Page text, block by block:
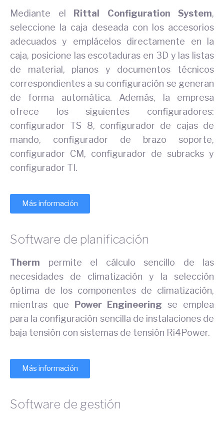
Mediante el Rittal Configuration System,
seleccione la caja deseada con los accesorios
adecuados y emplácelos directamente en la
caja, posicione las escotaduras en 3D y las listas
de material, planos y documentos técnicos
correspondientes a su configuración se generan
de forma automática. Además, la empresa
ofrece los siguientes configuradores:
configurador TS 8, configurador de cajas de
mando, configurador de brazo soporte,
configurador CM, configurador de subracks y
configurador TI.
Más información
Software de planificación
Therm permite el cálculo sencillo de las
necesidades de climatización y la selección
óptima de los componentes de climatización,
mientras que
Power Engineeringse emplea
para la configuración sencilla de instalaciones de
baja tensión con sistemas de tensión Ri4Power.
Más información
Software de gestión